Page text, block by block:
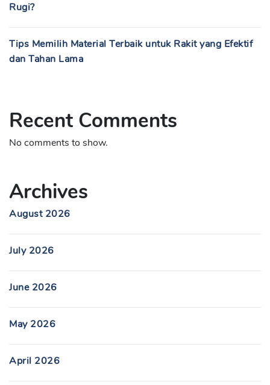
Rugi?
Tips Memilih Material Terbaik untuk Rakit yang Efektif
dan Tahan Lama
Recent Comments
No comments to show.
Archives
August 2026
July 2026
June 2026
May 2026
April 2026